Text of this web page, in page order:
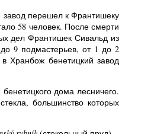
перешел к Франтишеку
58 человек. После смерти
дел Франтишек Сивальд из
9 подмастерьев, от 1 до 2
Хранбож бенетицкий завод
дома лесничего.
большинство которых